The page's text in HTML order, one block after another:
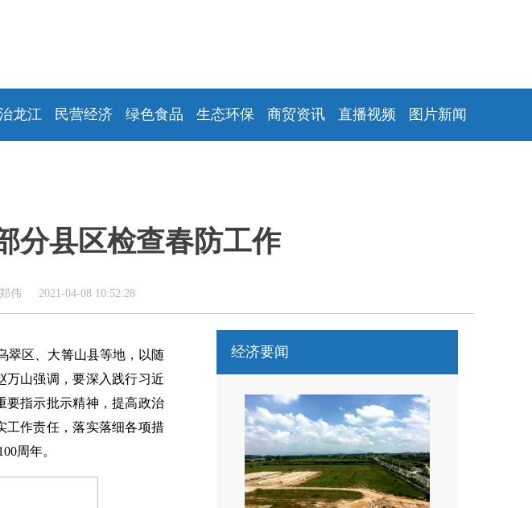
龙江 民营经济 绿色食品 生态环保 商贸资讯 直播视频 图片新闻
分县区检查春防工作
伟 2021-04-08 10:52:28
翠区、大箐山县等地，以随
万山强调，要深入践行习近
要指示批示精神，提高政治
工作责任，落实落细各项措
周年。
经济要闻